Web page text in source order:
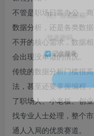
不管是职场日常办公、
数据分析，还是各类数
不开的核心需求，数据
会出现没单做的情况。
传统的数据分析门槛很
法，甚至还要掌握编程
了职场人、小老板、创
找专业人士处理，整个
通人入局的优质赛道。
用户名或邮箱
登录密码
记住登录